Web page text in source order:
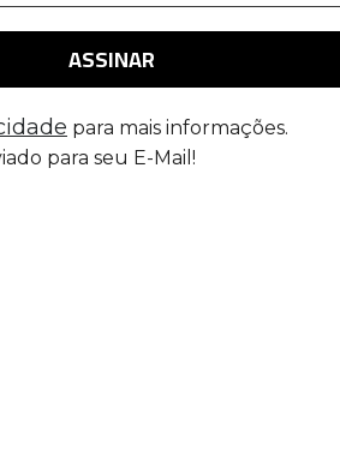
para mais informações.
para seu E-Mail!